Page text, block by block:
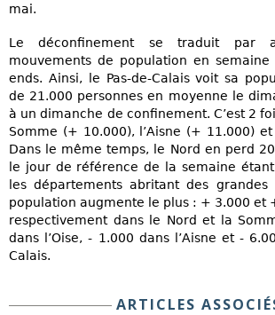
mai.
Le déconfinement se traduit par
mouvements de population en
ends. Ainsi, le Pas-de-Calais voit sa
de 21.000 personnes en moyenne le
à un dimanche de confinement. C’est 2
Somme (+ 10.000), l’Aisne (+ 11.000) et
Dans le même temps, le Nord en perd
le jour de référence de la semaine
les départements abritant des
population augmente le plus : + 3.000 et
respectivement dans le Nord et la
dans l’Oise, - 1.000 dans l’Aisne et -
Calais.
ARTICLES